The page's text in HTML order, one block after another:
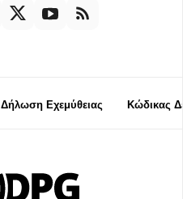
Δήλωση Εχεμύθειας Κώδικας